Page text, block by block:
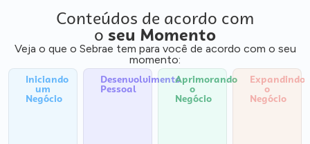
Conteúdos de acordo com
o seu Momento
Veja o que o Sebrae tem para você de acordo com o seu
momento:
Iniciando
um
Negócio
Desenvolvimento
Pessoal
Aprimorando
o
Negócio
Expandindo
o
Negócio